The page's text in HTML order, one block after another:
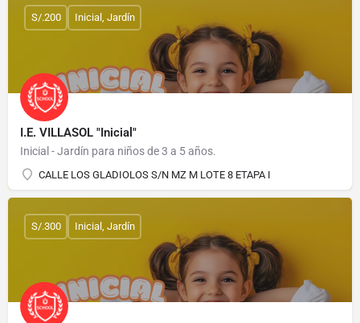
I.E. VILLASOL "Inicial"
Inicial - Jardín para niños de 3 a 5 años.
CALLE LOS GLADIOLOS S/N MZ M LOTE 8 ETAPA I
S/.200 Inicial, Jardín
S/.300 Inicial, Jardín